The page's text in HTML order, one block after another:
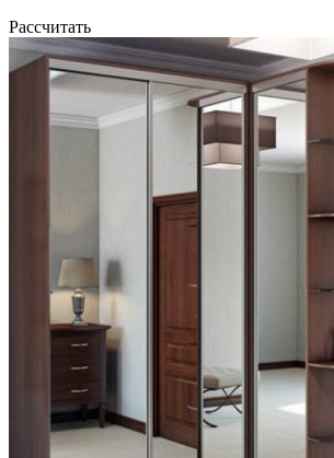
Рассчитать